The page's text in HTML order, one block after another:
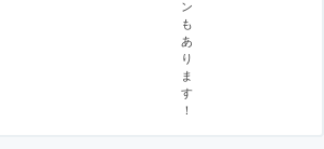
ン
も
あ
り
ま
す
！